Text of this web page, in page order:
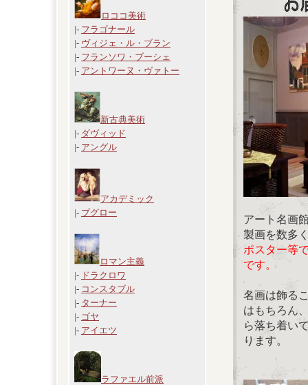
ロココ美術
|- フラゴナール
|- ヴィジェ・ル・ブラン
|- フランソワ・ブーシェ
|- アントワーヌ・ヴァトー
新古典美術
|- ダヴィッド
|- アングル
アカデミック
|- ブグロー
ロマン主義
|- ドラクロワ
|- コンスタブル
|- ターナー
|- ゴヤ
|- アイエツ
ラファエル前派
アート名画
製画を数多
ポスター等
です。
名画は飾る
はもちろん
ら落ち着い
ります。